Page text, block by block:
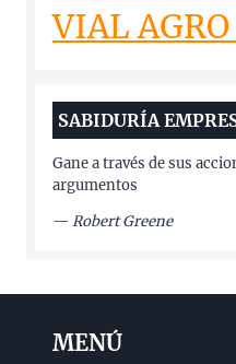
VIAL AGRO
SABIDURÍA
Gane a través de sus
argumentos
— Robert Greene
MENÚ